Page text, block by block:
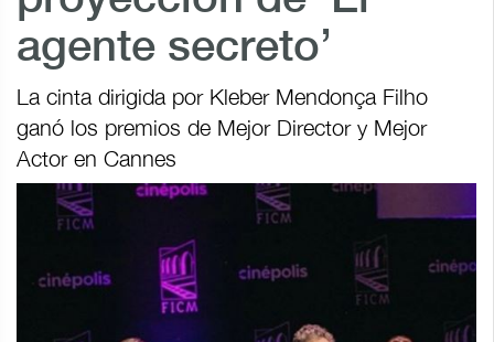
agente secreto’
La cinta dirigida por Kleber Mendonça Filho
ganó los premios de Mejor Director y Mejor
Actor en Cannes